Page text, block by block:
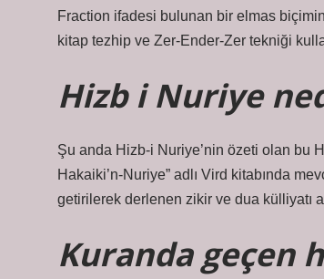
Fraction ifadesi bulunan bir elmas
kitap tezhip ve Zer-Ender-Zer tekniği
Hizb i Nuriye
Şu anda Hizb-i Nuriye’nin özeti olan bu
Hakaiki’n-Nuriye” adlı Vird kitabında
getirilerek derlenen zikir ve dua külliyatı
Kuranda geçen